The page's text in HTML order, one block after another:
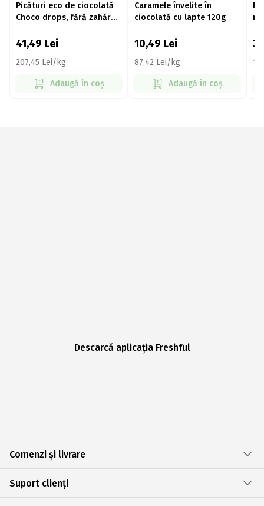
Picături eco de ciocolată
Choco drops, fără zahăr
41,49 Lei
207,45 Lei/kg
Adaugă în coș
Caramele învelite în
ciocolată cu lapte 120g
10,49 Lei
87,42 Lei/kg
Adaugă în coș
Descarcă aplicația Freshful
Comenzi și livrare
Suport clienți